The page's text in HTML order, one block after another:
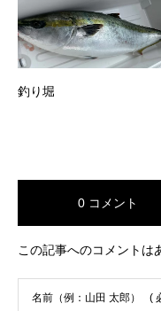
釣り堀
0 コメント
この記事へのコメントは
名前（例：山田 太郎） (